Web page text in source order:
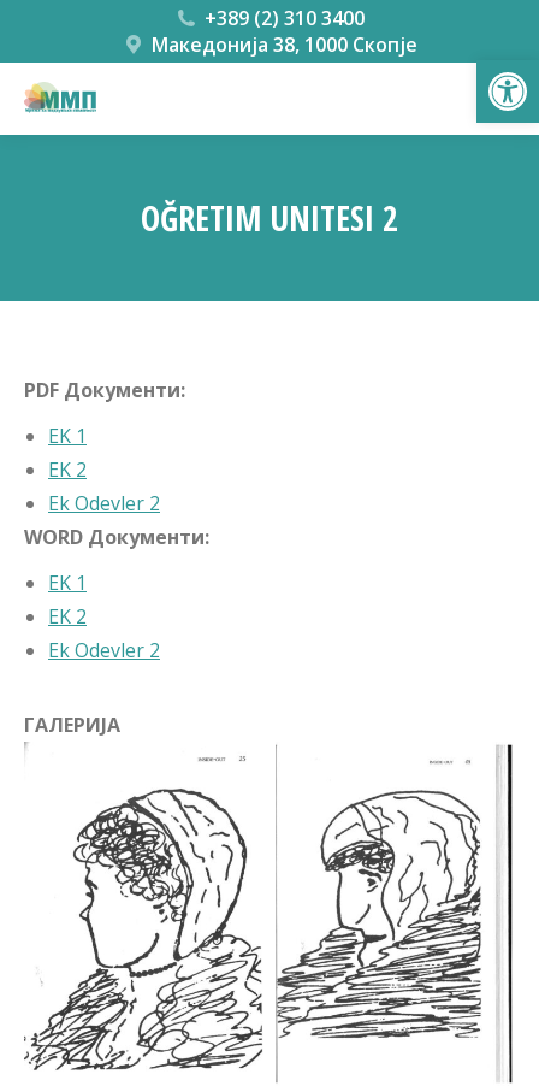
+389 (2) 310 3400
Македонија 38, 1000 Скопје
OĞRETIM UNITESI 2
PDF Документи:
EK 1
EK 2
Ek Odevler 2
WORD Документи:
EK 1
EK 2
Ek Odevler 2
ГАЛЕРИЈА